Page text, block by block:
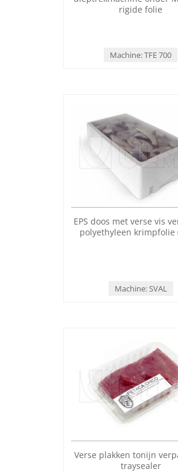
rigide folie
Machine: TFE 700
EPS doos met verse vis
polyethyleen krimpfolie
Machine: SVAL
Verse plakken tonijn
traysealer